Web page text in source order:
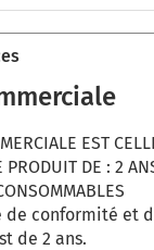
EST
PRODUIT DE : 2
de conformité et
de 2 ans.